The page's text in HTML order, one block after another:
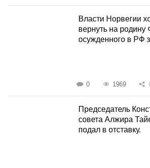
Власти Норвегии
вернуть на родину
осужденного в РФ
0 1969
Председатель
совета Алжира
подал в отставку.